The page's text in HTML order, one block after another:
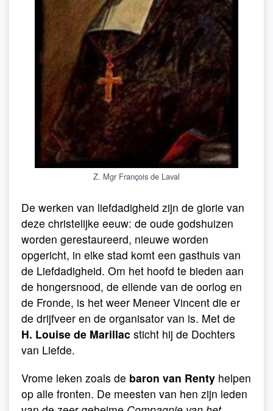
Z. Mgr François de Laval
De werken van liefdadigheid zijn de glorie van
deze christelijke eeuw: de oude godshuizen
worden gerestaureerd, nieuwe worden
opgericht, in elke stad komt een gasthuis van
de Liefdadigheid. Om het hoofd te bieden aan
de hongersnood, de ellende van de oorlog en
de Fronde, is het weer Meneer Vincent die er
de drijfveer en de organisator van is. Met de
H. Louise de Marillac sticht hij de Dochters
van Liefde.
Vrome leken zoals de baron van Renty helpen
op alle fronten. De meesten van hen zijn leden